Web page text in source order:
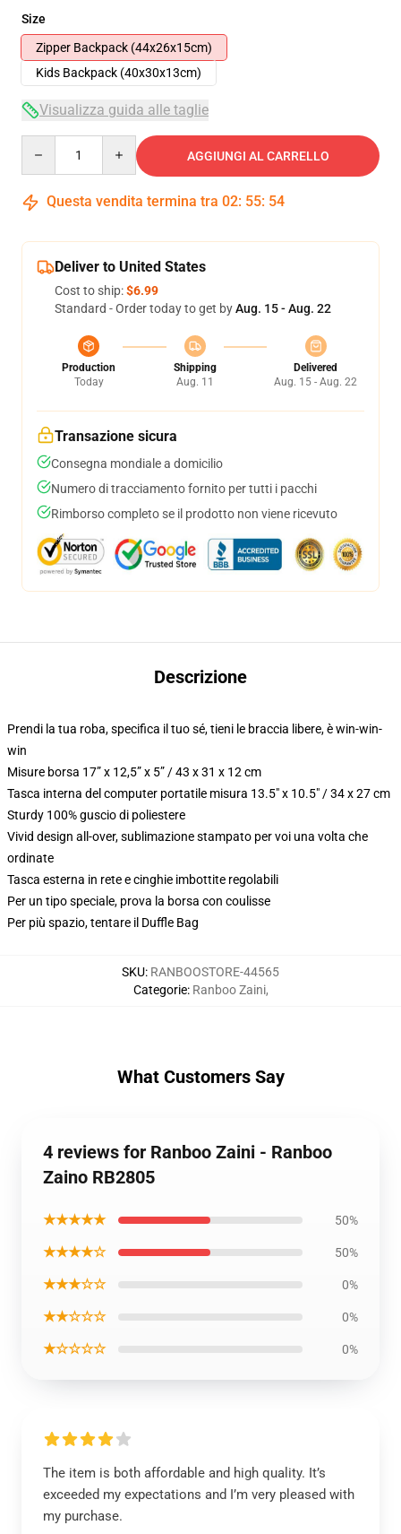
Size
Zipper Backpack (44x26x15cm)
Kids Backpack (40x30x13cm)
Visualizza guida alle taglie
AGGIUNGI AL CARRELLO
Questa vendita termina tra 02: 55: 54
Deliver to United States
Cost to ship:$6.99
Standard - Order today to get byAug. 15 - Aug. 22
Production
Today
Shipping
Aug. 11
Delivered
Aug. 15 - Aug. 22
Transazione sicura
Consegna mondiale a domicilio
Numero di tracciamento fornito per tutti i pacchi
Rimborso completo se il prodotto non viene ricevuto
Descrizione
Prendi la tua roba, specifica il tuo sé, tieni le braccia libere, è win-win-
win
Misure borsa 17” x 12,5” x 5” / 43 x 31 x 12 cm
Tasca interna del computer portatile misura 13.5" x 10.5" / 34 x 27 cm
Sturdy 100% guscio di poliestere
Vivid design all-over, sublimazione stampato per voi una volta che
ordinate
Tasca esterna in rete e cinghie imbottite regolabili
Per un tipo speciale, prova la borsa con coulisse
Per più spazio, tentare il Duffle Bag
SKU: RANBOOSTORE-44565
Categorie: Ranboo Zaini,
What Customers Say
4 reviews for Ranboo Zaini - Ranboo
Zaino RB2805
★★★★★ 50%
★★★★☆ 50%
★★★☆☆ 0%
★★☆☆☆ 0%
★☆☆☆☆ 0%
The item is both affordable and high quality. It’s
exceeded my expectations and I’m very pleased with
my purchase.